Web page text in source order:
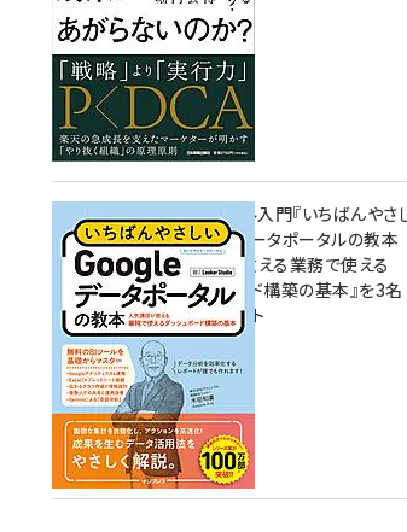
8月7日 10:00
無料BIツール入門『いちばんやさ
いGoogleデータポータルの教本
人気講師が教える業務で使える
ダッシュボード構築の基本』を3名
様にプレゼント
7月31日 10:00